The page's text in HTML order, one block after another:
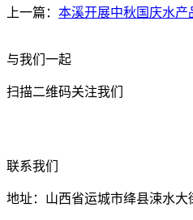
上一篇： 本溪开展中秋国庆水产
与我们一起
扫描二维码关注我们
联系我们
地址：山西省运城市绛县涑水大